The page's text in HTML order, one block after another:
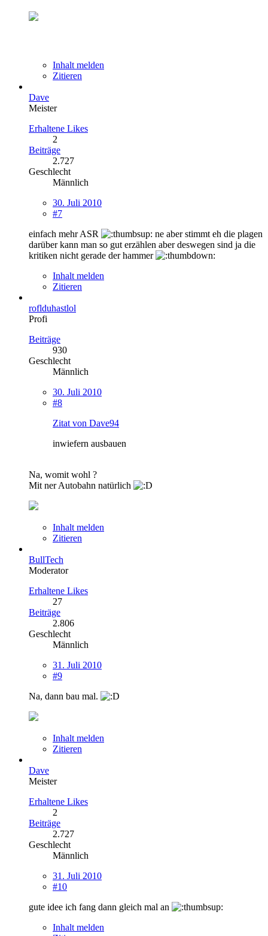
Inhalt melden
Zitieren
Dave
Meister
Erhaltene Likes
2
Beiträge
2.727
Geschlecht
Männlich
30. Juli 2010
#7
einfach mehr ASR
ne aber stimmt eh die plagen
darüber kann man so gut erzählen aber deswegen sind ja die
kritiken nicht gerade der hammer
Inhalt melden
Zitieren
roflduhastlol
Profi
Beiträge
930
Geschlecht
Männlich
30. Juli 2010
#8
Zitat von Dave94
inwiefern ausbauen
Na, womit wohl ?
Mit ner Autobahn natürlich
Inhalt melden
Zitieren
BullTech
Moderator
Erhaltene Likes
27
Beiträge
2.806
Geschlecht
Männlich
31. Juli 2010
#9
Na, dann bau mal.
Inhalt melden
Zitieren
Dave
Meister
Erhaltene Likes
2
Beiträge
2.727
Geschlecht
Männlich
31. Juli 2010
#10
gute idee ich fang dann gleich mal an
Inhalt melden